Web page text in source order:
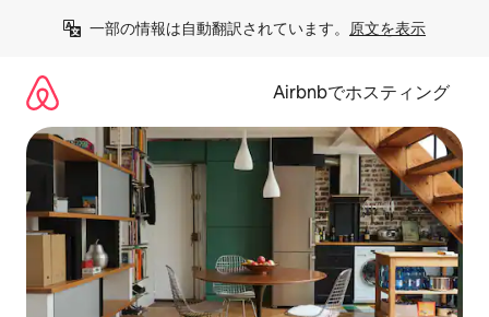
一部の情報は自動翻訳されています。 原文を表示
Airbnbでホスティング